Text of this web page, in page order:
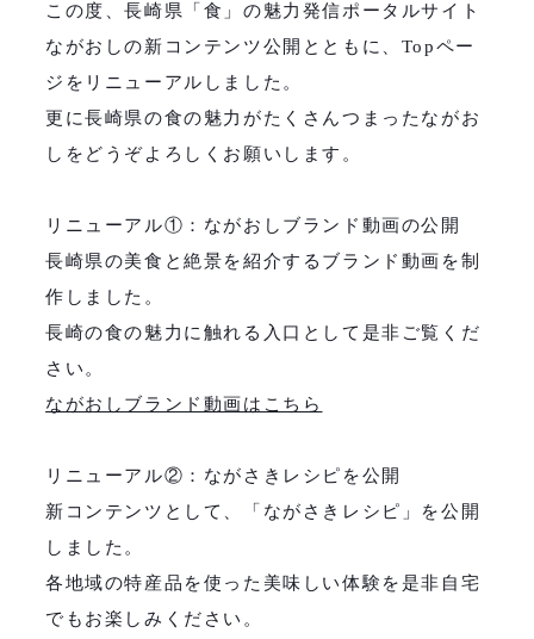
この度、長崎県「食」の魅力発信ポータルサイト
ながおしの新コンテンツ公開とともに、Topペー
ジをリニューアルしました。
更に長崎県の食の魅力がたくさんつまったながお
しをどうぞよろしくお願いします。
リニューアル①：ながおしブランド動画の公開
長崎県の美食と絶景を紹介するブランド動画を制
作しました。
長崎の食の魅力に触れる入口として是非ご覧くだ
さい。
ながおしブランド動画はこちら
リニューアル②：ながさきレシピを公開
新コンテンツとして、「ながさきレシピ」を公開
しました。
各地域の特産品を使った美味しい体験を是非自宅
でもお楽しみください。